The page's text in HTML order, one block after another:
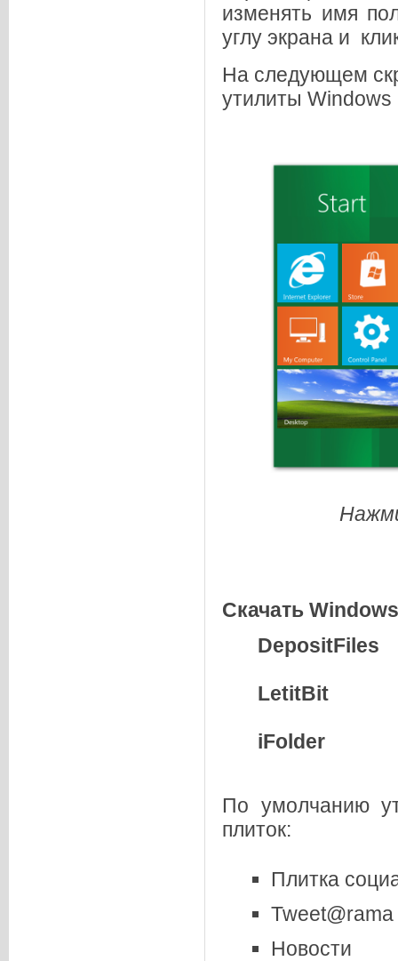
изменять имя
углу экрана и
На следующем
утилиты Windows
Скачать
DepositFiles
LetitBit
iFolder
По умолчанию
плиток:
Плитка
Новости